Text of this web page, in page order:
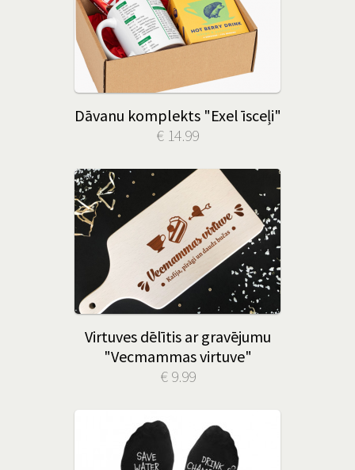
Dāvanu komplekts "Exel īsceļi"
€ 14.99
Virtuves dēlītis ar gravējumu
"Vecmammas virtuve"
€ 9.99